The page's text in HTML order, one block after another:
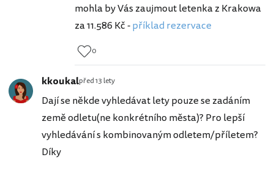
mohla by Vás zaujmout letenka z Krakowa
za 11.586 Kč -příklad rezervace
0
kkoukalpřed 13 lety
Dají se někde vyhledávat lety pouze se zadáním
země odletu(ne konkrétního města)? Pro lepší
vyhledávání s kombinovaným odletem/příletem?
Díky